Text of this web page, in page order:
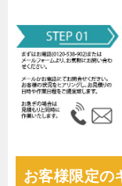
お客様限定の